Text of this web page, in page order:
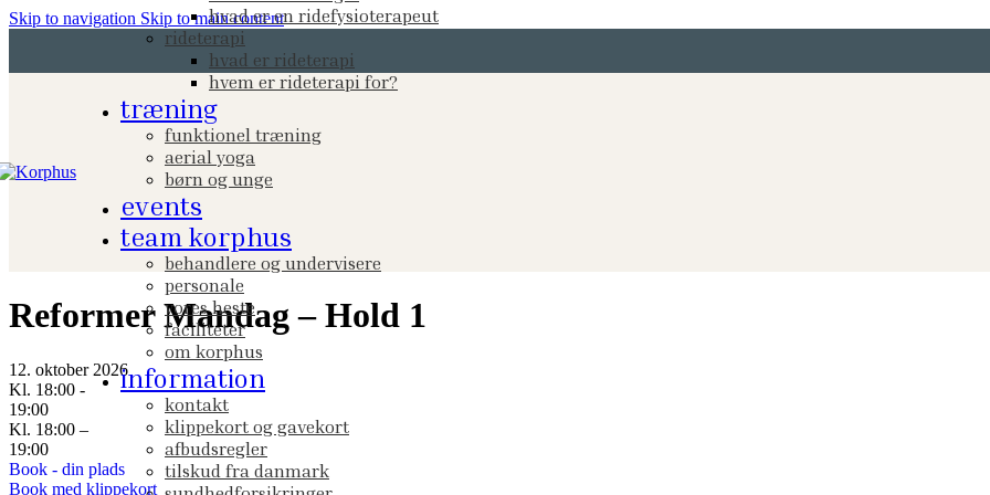
Skip to navigation Skip to main content
hvad er en ridefysioterapeut
rideterapi
hvad er rideterapi
hvem er rideterapi for?
træning
funktionel træning
aerial yoga
børn og unge
events
team korphus
behandlere og undervisere
personale
vores heste
faciliteter
om korphus
information
kontakt
klippekort og gavekort
afbudsregler
tilskud fra danmark
Reformer Mandag – Hold 1
12. oktober 2026
Kl. 18:00 -
19:00
Kl. 18:00 –
19:00
Book - din plads
Book med klippekort